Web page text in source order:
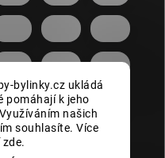
bylinky.cz ukládá
pomáhají k jeho
našich
souhlasíte. Více